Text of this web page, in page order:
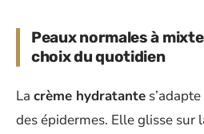
Peaux normales à
choix du quotidien
La crème hydratante
des épidermes. Elle glisse sur